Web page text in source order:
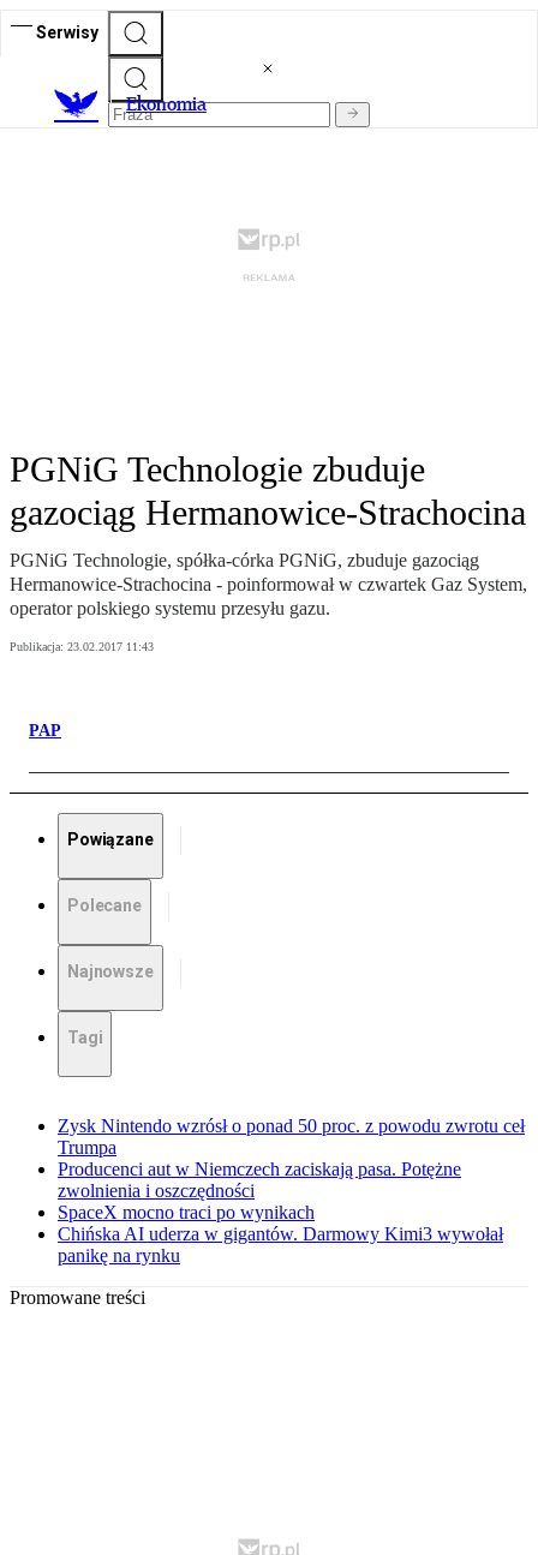
Serwisy
Ekonomia
PGNiG Technologie zbuduje
gazociąg Hermanowice-Strachocina
PGNiG Technologie, spółka-córka PGNiG, zbuduje gazociąg
Hermanowice-Strachocina - poinformował w czwartek Gaz System,
operator polskiego systemu przesyłu gazu.
Publikacja: 23.02.2017 11:43
PAP
Powiązane
Polecane
Najnowsze
Tagi
Zysk Nintendo wzrósł o ponad 50 proc. z powodu zwrotu ceł
Trumpa
Producenci aut w Niemczech zaciskają pasa. Potężne
zwolnienia i oszczędności
SpaceX mocno traci po wynikach
Chińska AI uderza w gigantów. Darmowy Kimi3 wywołał
panikę na rynku
Promowane treści